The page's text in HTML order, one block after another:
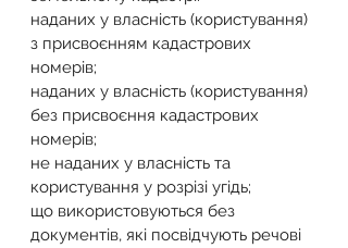
наданих у власність (користування)
з присвоєнням кадастрових
номерів;
наданих у власність (користування)
без присвоєння кадастрових
номерів;
не наданих у власність та
користування у розрізі угідь;
що використовуються без
документів, які посвідчують речові